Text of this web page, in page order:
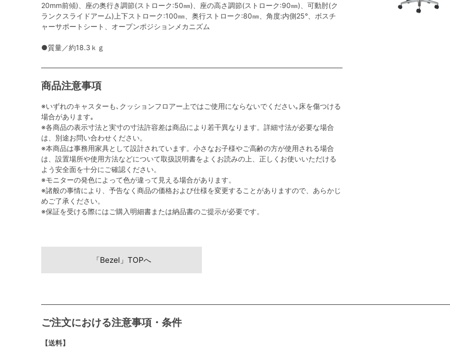
20mm前傾)、座の奥行き調節(ストローク:50㎜)、座の高さ調節(ストローク:90㎜)、可動肘(ク
ランクスライドアーム)上下ストローク:100㎜、奥行ストローク:80㎜、角度:内側25°、ボスチ
ャーサポートシート、オープンポジションメカニズム
●質量／約18.3ｋｇ
商品注意事項
※いずれのキャスターも､クッションフロアー上ではご使用にならないでください｡床を傷つける
場合があります｡
※各商品の表示寸法と実寸の寸法許容差は商品により若干異なります。詳細寸法が必要な場合
は、別途お問い合わせください。
※本商品は事務用家具として設計されています。小さなお子様やご高齢の方が使用される場合
は、設置場所や使用方法などについて取扱説明書をよくお読みの上、正しくお使いいただける
よう安全面を十分にご確認ください。
※モニターの発色によって色が違って見える場合があります。
※諸般の事情により、予告なく商品の価格および仕様を変更することがありますので、あらかじ
めご了承ください。
※保証を受ける際にはご購入明細書または納品書のご提示が必要です。
「Bezel」TOPへ
ご注文における注意事項・条件
【送料】